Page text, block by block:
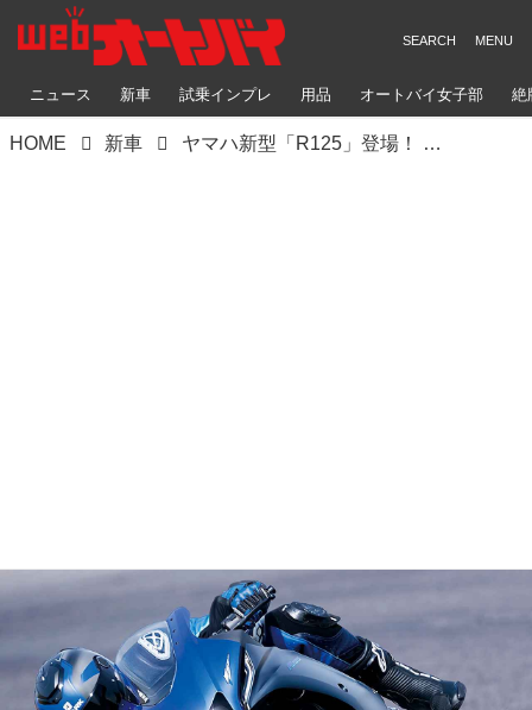
ニュース 新車 試乗インプレ 用品 オートバイ女子部 絶
HOME 新車 ヤマハ新型「R125」登場！ 実質4世代目のYZF-R125は“R7顔”なって全身進化